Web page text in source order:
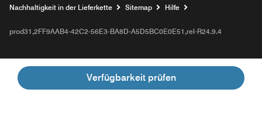
Verfügbarkeit prüfen
Nachhaltigkeit in der Lieferkette
Sitemap Hilfe
prod31,2FF9AAB4-42C2-56E3-BA8D-A5D5BC0E0E51,rel-R24.9.4